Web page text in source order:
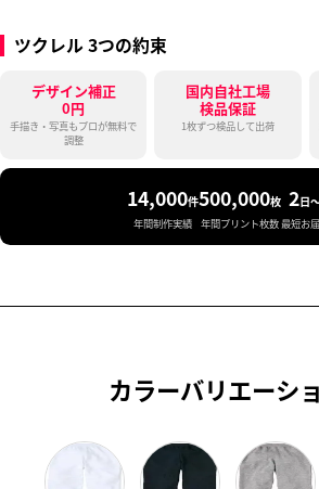
ツクレル 3つの約束
デザイン補正
0円
手描き・写真もプロが無料で
調整
国内自社工場
検品保証
1枚ずつ検品して出荷
14,000件
年間制作実績
500,000枚
年間プリント枚数
2日
最短お
カラーバリエーシ